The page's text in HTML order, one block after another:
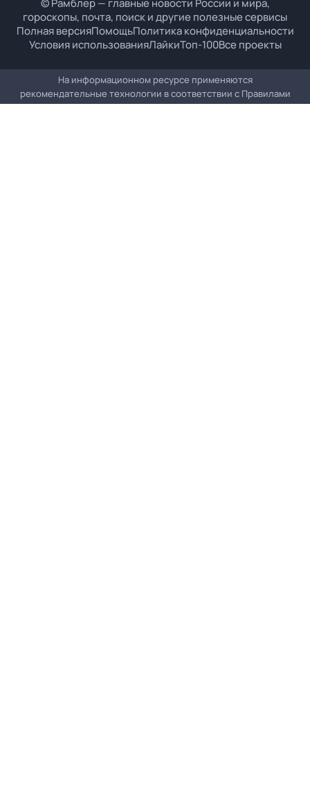
© Рамблер — главные новости России и мира,
гороскопы, почта, поиск и другие полезные сервисы
Полная версияПомощьПолитика конфиденциальности
Условия использованияЛайкиТоп-100Все проекты
На информационном ресурсе применяются
рекомендательные технологии в соответствии с Правилами